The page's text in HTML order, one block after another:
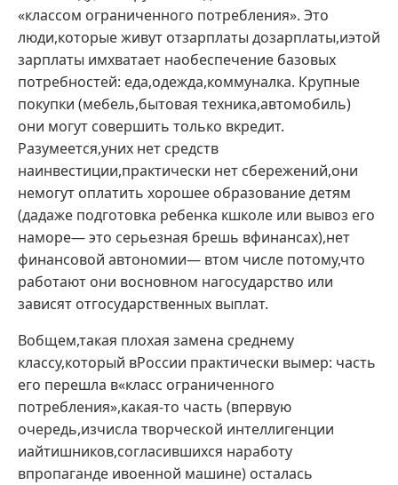
«классом ограниченного потребления». Это
люди,которые живут отзарплаты дозарплаты,иэтой
зарплаты имхватает наобеспечение базовых
потребностей: еда,одежда,коммуналка. Крупные
покупки (мебель,бытовая техника,автомобиль)
они могут совершить только вкредит.
Разумеется,уних нет средств
наинвестиции,практически нет сбережений,они
немогут оплатить хорошее образование детям
(дадаже подготовка ребенка кшколе или вывоз его
наморе— это серьезная брешь вфинансах),нет
финансовой автономии— втом числе потому,что
работают они восновном нагосударство или
зависят отгосударственных выплат.
Вобщем,такая плохая замена среднему
классу,который вРоссии практически вымер: часть
его перешла в«класс ограниченного
потребления»,какая-то часть (впервую
очередь,изчисла творческой интеллигенции
иайтишников,согласившихся наработу
впропаганде ивоенной машине) осталась